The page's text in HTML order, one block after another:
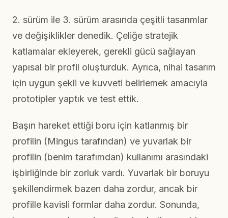
2. sürüm ile 3. sürüm arasında çeşitli tasarımlar
ve değişiklikler denedik. Çeliğe stratejik
katlamalar ekleyerek, gerekli gücü sağlayan
yapısal bir profil oluşturduk. Ayrıca, nihai tasarım
için uygun şekli ve kuvveti belirlemek amacıyla
prototipler yaptık ve test ettik.
Başın hareket ettiği boru için katlanmış bir
profilin (Mingus tarafından) ve yuvarlak bir
profilin (benim tarafımdan) kullanımı arasındaki
işbirliğinde bir zorluk vardı. Yuvarlak bir boruyu
şekillendirmek bazen daha zordur, ancak bir
profille kavisli formlar daha zordur. Sonunda,